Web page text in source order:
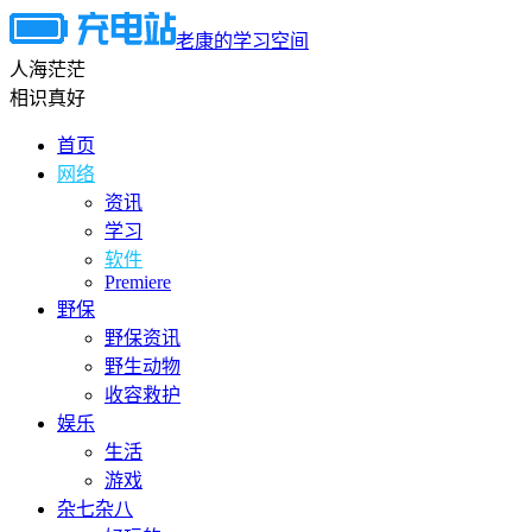
老康的学习空间
人海茫茫
相识真好
首页
网络
资讯
学习
软件
Premiere
野保
野保资讯
野生动物
收容救护
娱乐
生活
游戏
杂七杂八